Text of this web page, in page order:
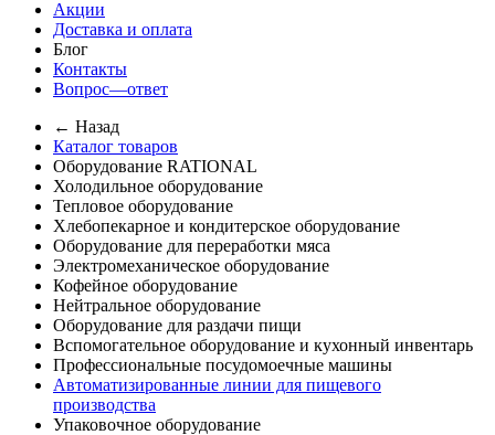
Акции
Доставка и оплата
Блог
Контакты
Вопрос—ответ
← Назад
Каталог товаров
Оборудование RATIONAL
Холодильное оборудование
Тепловое оборудование
Хлебопекарное и кондитерское оборудование
Оборудование для переработки мяса
Электромеханическое оборудование
Кофейное оборудование
Нейтральное оборудование
Оборудование для раздачи пищи
Вспомогательное оборудование и кухонный инвентарь
Профессиональные посудомоечные машины
Автоматизированные линии для пищевого
производства
Упаковочное оборудование